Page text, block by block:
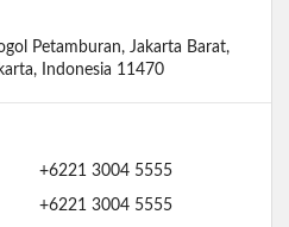
Petamburan, Jakarta Barat,
Indonesia 11470
+6221 3004 5555
+6221 3004 5555